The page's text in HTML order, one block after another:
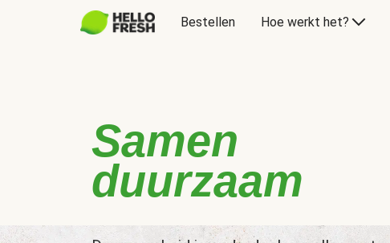
Bestellen Hoe werkt het?
Samen
duurzaam